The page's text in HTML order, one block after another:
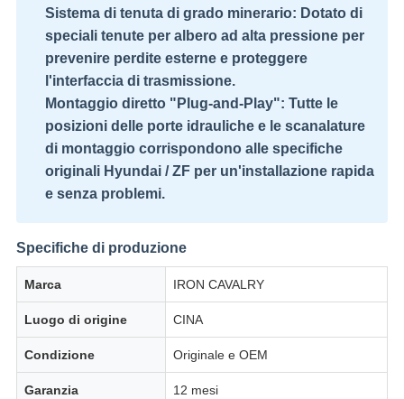
Sistema di tenuta di grado minerario: Dotato di
speciali tenute per albero ad alta pressione per
prevenire perdite esterne e proteggere
l'interfaccia di trasmissione.
Montaggio diretto "Plug-and-Play": Tutte le
posizioni delle porte idrauliche e le scanalature
di montaggio corrispondono alle specifiche
originali Hyundai / ZF per un'installazione rapida
e senza problemi.
Specifiche di produzione
Marca IRON CAVALRY
Luogo di origine CINA
Condizione Originale e OEM
Garanzia 12 mesi